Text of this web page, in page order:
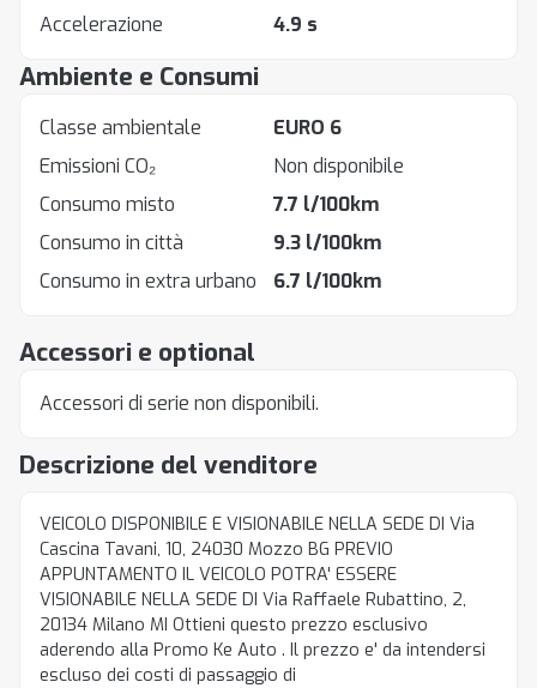
Descrizione del venditore
VEICOLO DISPONIBILE E VISIONABILE NELLA SEDE DI Via
Cascina Tavani, 10, 24030 Mozzo BG PREVIO
APPUNTAMENTO IL VEICOLO POTRA' ESSERE
VISIONABILE NELLA SEDE DI Via Raffaele Rubattino, 2,
20134 Milano MI Ottieni questo prezzo esclusivo
aderendo alla Promo Ke Auto . Il prezzo e' da intendersi
escluso dei costi di passaggio di
Accessori e optional
Accessori di serie non disponibili.
Accelerazione 4.9 s
Ambiente e Consumi
Classe ambientale
EURO 6
Emissioni CO₂
Non disponibile
Consumo misto
7.7 l/100km
Consumo in città
9.3 l/100km
Consumo in extra urbano
6.7 l/100km